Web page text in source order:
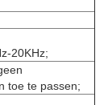
20KHz;
toe te passen;